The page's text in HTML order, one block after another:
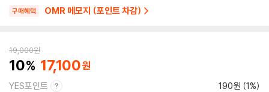
구매혜택 OMR 메모지 (포인트 차감)
19,000원
10 17,100
YES포인트 190원 (1%)